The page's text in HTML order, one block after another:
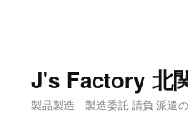
J's Factory 北
製品製造 製造委託 請負 派遣